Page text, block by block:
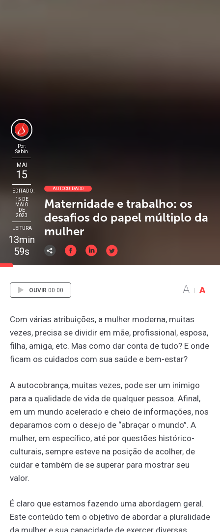
AUTOCUIDADO
Maternidade e trabalho: os
desafios do papel múltiplo da
mulher
Por:
Sabin
MAI
15
EDITADO:
15 DE
MAIO
DE
2023
LEITURA
13min
59s
OUVIR 00:00 A A
Com várias atribuições, a mulher moderna, muitas
vezes, precisa se dividir em mãe, profissional, esposa,
filha, amiga, etc. Mas como dar conta de tudo? E onde
ficam os cuidados com sua saúde e bem-estar?
A autocobrança, muitas vezes, pode ser um inimigo
para a qualidade de vida de qualquer pessoa. Afinal,
em um mundo acelerado e cheio de informações, nos
deparamos com o desejo de “abraçar o mundo”. A
mulher, em específico, até por questões histórico-
culturais, sempre esteve na posição de acolher, de
cuidar e também de se superar para mostrar seu
valor.
É claro que estamos fazendo uma abordagem geral.
Este conteúdo tem o objetivo de abordar a pluralidade
da mulher e sua capacidade de exercer diversas